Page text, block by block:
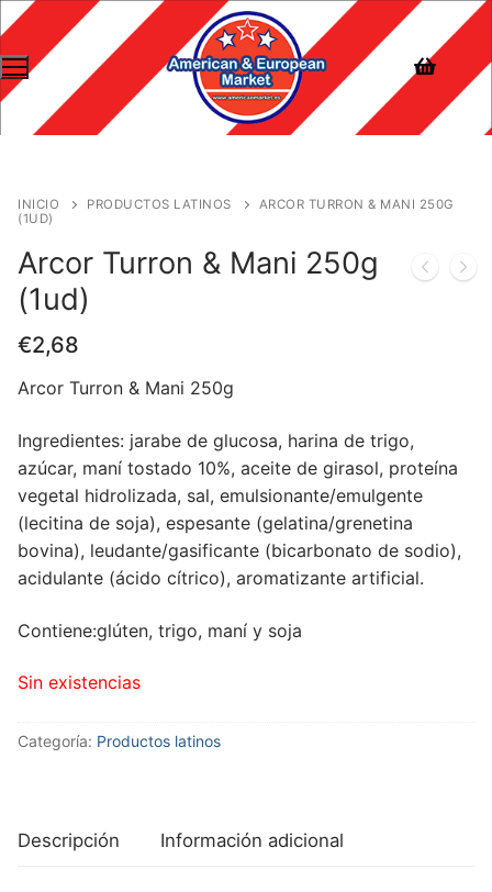
INICIO PRODUCTOS LATINOS
ARCOR TURRON & MANI 250G
(1UD)
Arcor Turron & Mani 250g
(1ud)
€2,68
Arcor Turron & Mani 250g
Ingredientes: jarabe de glucosa, harina de trigo,
azúcar, maní tostado 10%, aceite de girasol, proteína
vegetal hidrolizada, sal, emulsionante/emulgente
(lecitina de soja), espesante (gelatina/grenetina
bovina), leudante/gasificante (bicarbonato de sodio),
acidulante (ácido cítrico), aromatizante artificial.
Contiene:glúten, trigo, maní y soja
Sin existencias
Categoría: Productos latinos
Descripción Información adicional